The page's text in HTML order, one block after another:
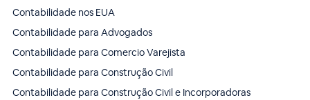
Contabilidade nos EUA
Contabilidade para Advogados
Contabilidade para Comercio Varejista
Contabilidade para Construção Civil
Contabilidade para Construção Civil e Incorporadoras